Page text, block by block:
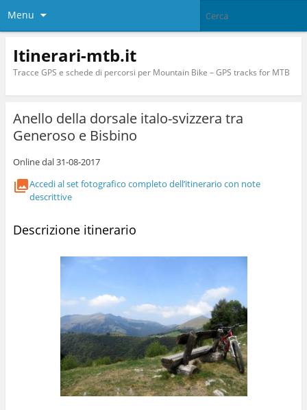
Menu
Itinerari-mtb.it
Tracce GPS e schede di percorsi per Mountain Bike – GPS tracks for MTB
Anello della dorsale italo-svizzera tra
Generoso e Bisbino
Online dal 31-08-2017
Accedi al set fotografico completo dell’itinerario con note
descrittive
Descrizione itinerario